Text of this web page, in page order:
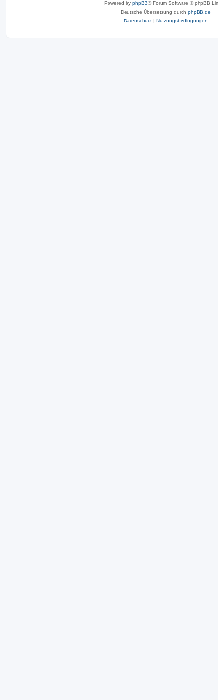
Powered by phpBB® Forum Software © phpBB
Deutsche Übersetzung durch phpBB.de
Datenschutz | Nutzungsbedingungen